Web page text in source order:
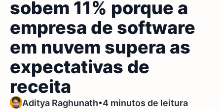
sobem 11% porque a
empresa de software
em nuvem supera as
expectativas de
receita
Aditya Raghunath•4 minutos de leitura